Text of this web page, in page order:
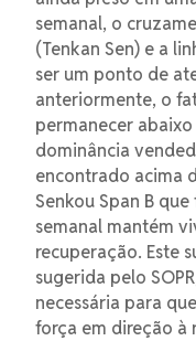
semanal, o
(Tenkan Sen) e a
ser um ponto de
anteriormente, o
permanecer
dominância
encontrado acima
Senkou Span B
semanal mantém
recuperação. Este
sugerida pelo
necessária para
força em direção à